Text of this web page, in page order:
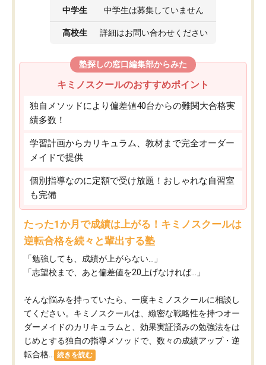
中学生 中学生は募集していません
高校生 詳細はお問い合わせください
塾探しの窓口編集部からみた
キミノスクールのおすすめポイント
独自メソッドにより偏差値40台からの難関大合格実
績多数！
学習計画からカリキュラム、教材まで完全オーダー
メイドで提供
個別指導なのに定額で受け放題！おしゃれな自習室
も完備
たった1か月で成績は上がる！キミノスクールは
逆転合格を続々と輩出する塾
「勉強しても、成績が上がらない…」
「志望校まで、あと偏差値を20上げなければ…」
そんな悩みを持っていたら、一度キミノスクールに相談し
てください。キミノスクールは、緻密な戦略性を持つオー
ダーメイドのカリキュラムと、効果実証済みの勉強法をは
じめとする独自の指導メソッドで、数々の成績アップ・逆
転合格...
続きを読む